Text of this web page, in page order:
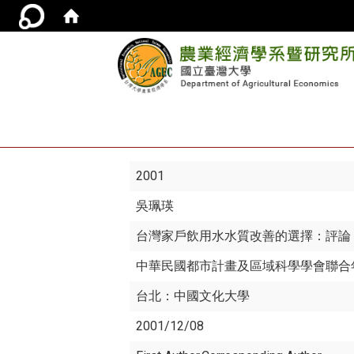
2001
吳珮瑛
台灣家戶飲用水水質改善的選擇：評論
中華民國都市計畫及區域科學學會聯
台北：中國文化大學
2001/12/08